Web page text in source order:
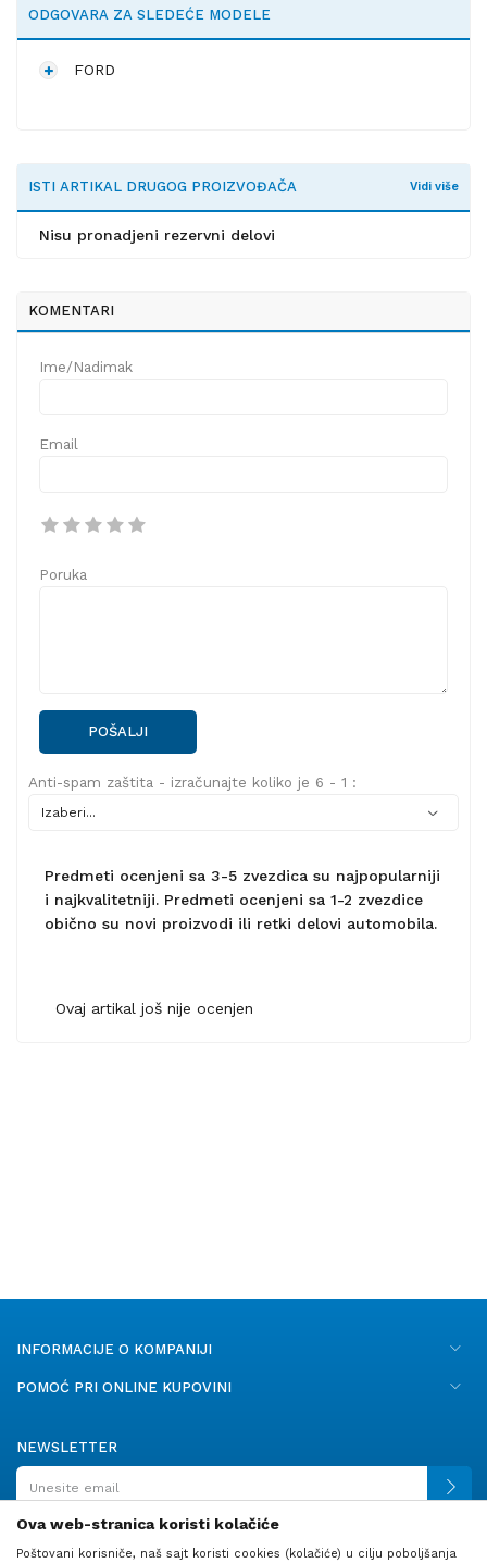
ODGOVARA ZA SLEDEĆE MODELE
FORD
ISTI ARTIKAL DRUGOG PROIZVOĐAČA Vidi više
Nisu pronadjeni rezervni delovi
KOMENTARI
Ime/Nadimak
Email
Poruka
POŠALJI
Anti-spam zaštita - izračunajte koliko je 6 - 1 :
Predmeti ocenjeni sa 3-5 zvezdica su najpopularniji
i najkvalitetniji. Predmeti ocenjeni sa 1-2 zvezdice
obično su novi proizvodi ili retki delovi automobila.
Ovaj artikal još nije ocenjen
INFORMACIJE O KOMPANIJI
POMOĆ PRI ONLINE KUPOVINI
NEWSLETTER
Ova web-stranica koristi kolačiće
Poštovani korisniče, naš sajt koristi cookies (kolačiće) u cilju poboljšanja